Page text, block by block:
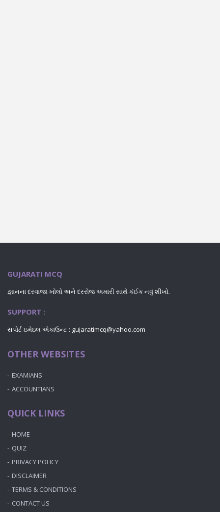
GUJARATI MCQ
જ્ઞાનના દરવાજા ખોલો અને દરરોજ અમારી સાથે કંઈક નવું શીખો.
SUPPORT :
સપોર્ટ ઇમેઇલ એકાઉન્ટ : gujaratimcq@yahoo.com
OTHER WEBSITES
EXAMIANS
ACCOUNTIANS
QUICK LINKS
HOME
QUIZ
PRIVACY POLICY
DISCLAIMER
TERMS & CONDITIONS
CONTACT US